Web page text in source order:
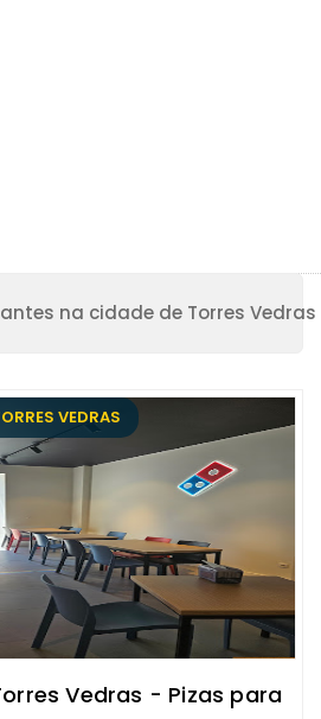
na cidade de Torres Vedras
VEDRAS
Vedras - Pizas para